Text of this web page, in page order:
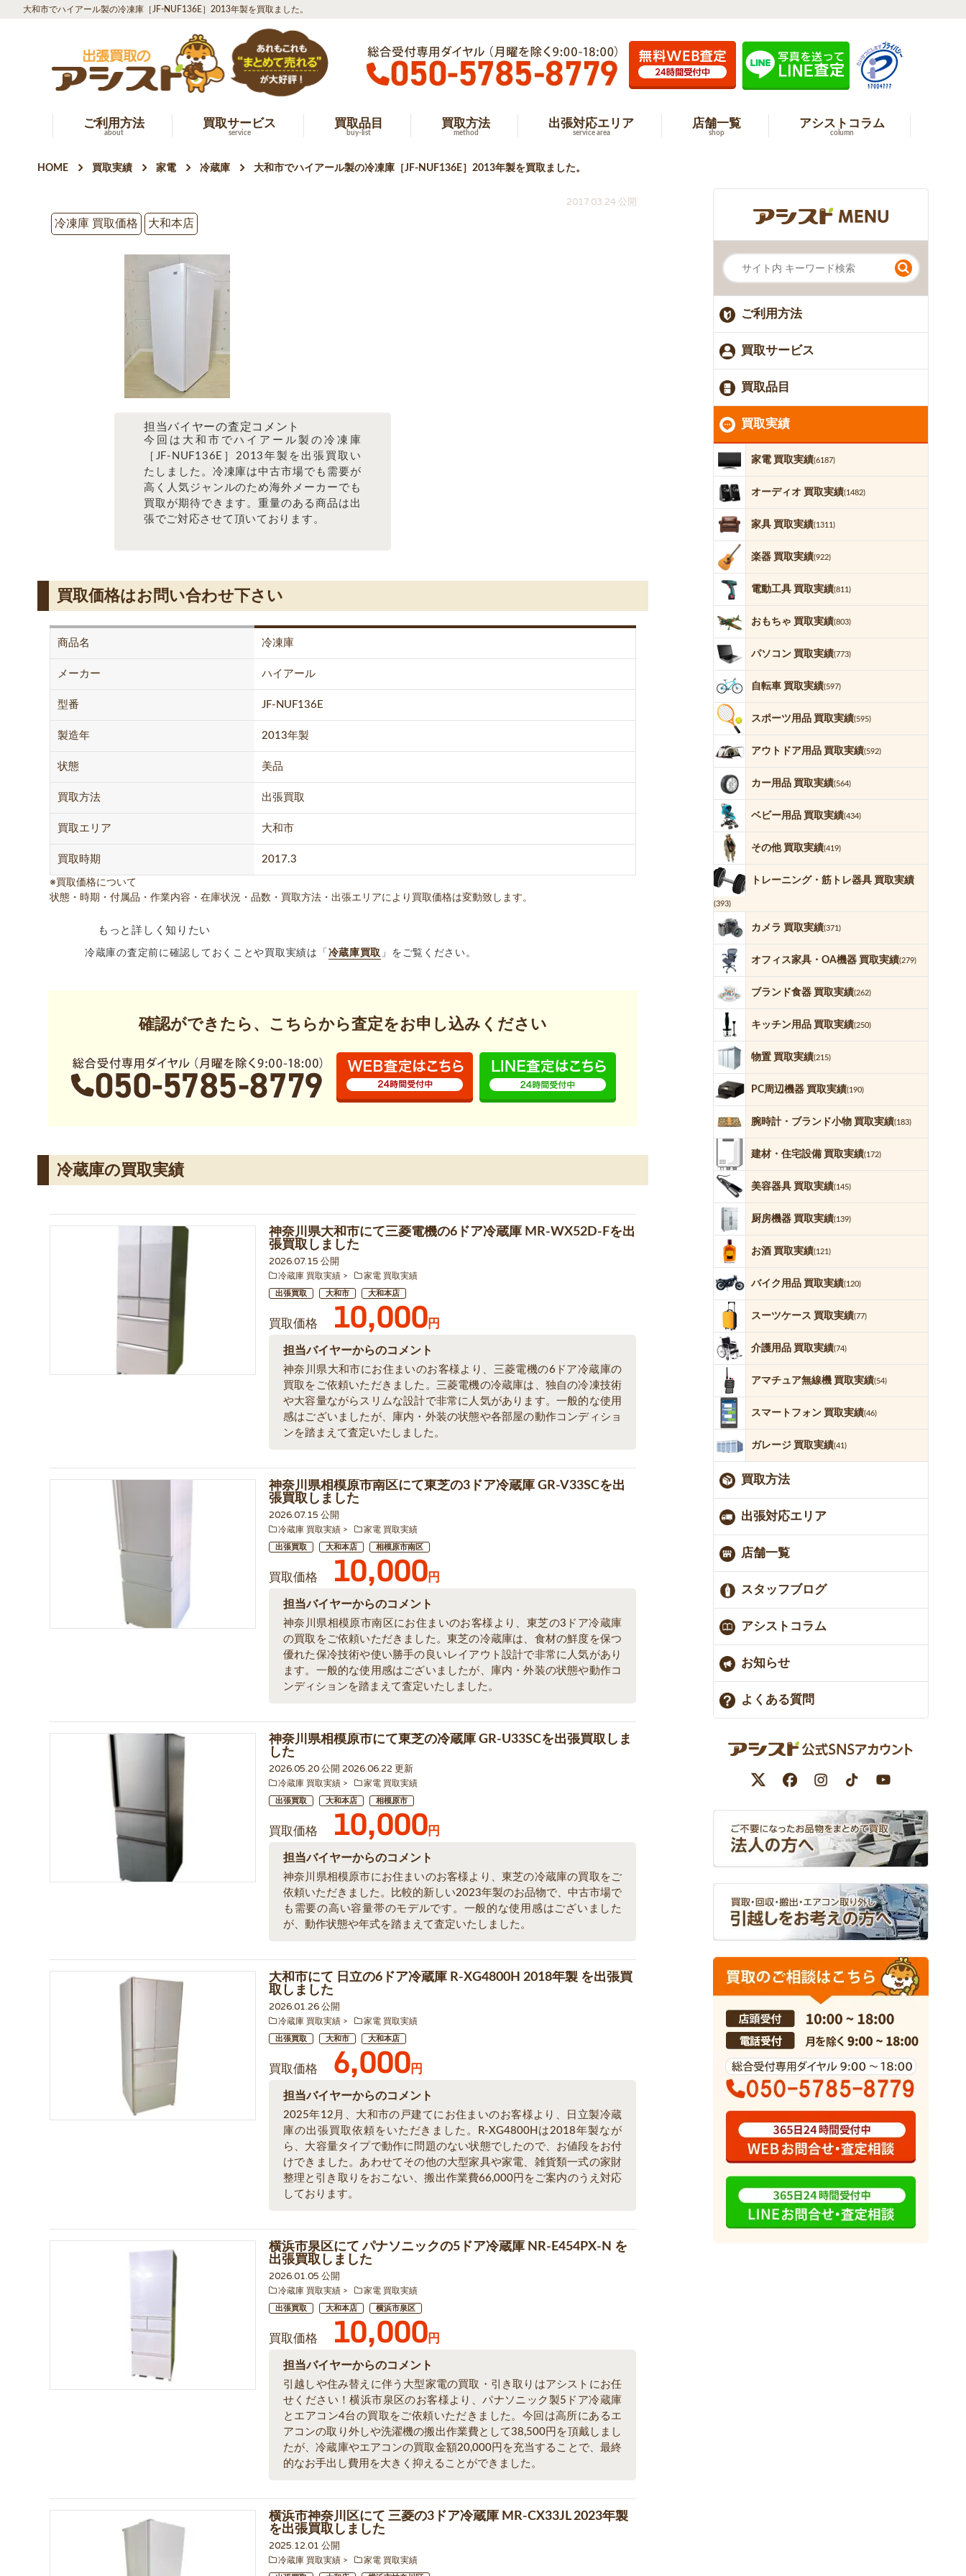
大和市でハイアール製の冷凍庫［JF-NUF136E］2013年製を買取ました。
ご利用方法
about
買取サービス
service
買取品目
buy-list
買取方法
method
出張対応エリア
service area
店舗一覧
shop
アシストコラム
column
HOME 買取実績 家電 冷蔵庫 大和市でハイアール製の冷凍庫［JF-NUF136E］2013年製を買取ました。
2017.03.24 公開
冷凍庫 買取価格
大和本店
担当バイヤーの査定コメント
今回は大和市でハイアール製の冷凍庫
［JF-NUF136E］2013年製を出張買取い
たしました。冷凍庫は中古市場でも需要が
高く人気ジャンルのため海外メーカーでも
買取が期待できます。重量のある商品は出
張でご対応させて頂いております。
買取価格はお問い合わせ下さい
商品名 冷凍庫
メーカー ハイアール
型番 JF-NUF136E
製造年 2013年製
状態 美品
買取方法 出張買取
買取エリア 大和市
買取時期 2017.3
※買取価格について
状態・時期・付属品・作業内容・在庫状況・品数・買取方法・出張エリアにより買取価格は変動致します。
もっと詳しく知りたい
冷蔵庫の査定前に確認しておくことや買取実績は「 冷蔵庫買取 」をご覧ください。
確認ができたら、こちらから査定をお申し込みください
冷蔵庫の買取実績
神奈川県大和市にて三菱電機の6ドア冷蔵庫 MR-WX52D-Fを出
張買取しました
2026.07.15 公開
冷蔵庫 買取実績 家電 買取実績
出張買取 大和市 大和本店
買取価格 10,000円
担当バイヤーからのコメント
神奈川県大和市にお住まいのお客様より、三菱電機の6ドア冷蔵庫の
買取をご依頼いただきました。三菱電機の冷蔵庫は、独自の冷凍技術
や大容量ながらスリムな設計で非常に人気があります。一般的な使用
感はございましたが、庫内・外装の状態や各部屋の動作コンディショ
ンを踏まえて査定いたしました。
神奈川県相模原市南区にて東芝の3ドア冷蔵庫 GR-V33SCを出
張買取しました
2026.07.15 公開
冷蔵庫 買取実績 家電 買取実績
出張買取 大和本店 相模原市南区
買取価格 10,000円
担当バイヤーからのコメント
神奈川県相模原市南区にお住まいのお客様より、東芝の3ドア冷蔵庫
の買取をご依頼いただきました。東芝の冷蔵庫は、食材の鮮度を保つ
優れた保冷技術や使い勝手の良いレイアウト設計で非常に人気があり
ます。一般的な使用感はございましたが、庫内・外装の状態や動作コ
ンディションを踏まえて査定いたしました。
神奈川県相模原市にて東芝の冷蔵庫 GR-U33SCを出張買取しま
した
2026.05.20 公開 2026.06.22 更新
冷蔵庫 買取実績 家電 買取実績
出張買取 大和本店 相模原市
買取価格 10,000円
担当バイヤーからのコメント
神奈川県相模原市にお住まいのお客様より、東芝の冷蔵庫の買取をご
依頼いただきました。比較的新しい2023年製のお品物で、中古市場で
も需要の高い容量帯のモデルです。一般的な使用感はございました
が、動作状態や年式を踏まえて査定いたしました。
大和市にて 日立の6ドア冷蔵庫 R-XG4800H 2018年製 を出張買
取しました
2026.01.26 公開
冷蔵庫 買取実績 家電 買取実績
出張買取 大和市 大和本店
買取価格 6,000円
担当バイヤーからのコメント
2025年12月、大和市の戸建てにお住まいのお客様より、日立製冷蔵
庫の出張買取依頼をいただきました。R-XG4800Hは2018年製なが
ら、大容量タイプで動作に問題のない状態でしたので、お値段をお付
けできました。あわせてその他の大型家具や家電、雑貨類一式の家財
整理と引き取りをおこない、搬出作業費66,000円をご案内のうえ対応
しております。
横浜市泉区にて パナソニックの5ドア冷蔵庫 NR-E454PX-N を
出張買取しました
2026.01.05 公開
冷蔵庫 買取実績 家電 買取実績
出張買取 大和本店 横浜市泉区
買取価格 10,000円
担当バイヤーからのコメント
引越しや住み替えに伴う大型家電の買取・引き取りはアシストにお任
せください！横浜市泉区のお客様より、パナソニック製5ドア冷蔵庫
とエアコン4台の買取をご依頼いただきました。今回は高所にあるエ
アコンの取り外しや洗濯機の搬出作業費として38,500円を頂戴しまし
たが、冷蔵庫やエアコンの買取金額20,000円を充当することで、最終
的なお手出し費用を大きく抑えることができました。
横浜市神奈川区にて 三菱の3ドア冷蔵庫 MR-CX33JL 2023年製
を出張買取しました
2025.12.01 公開
冷蔵庫 買取実績 家電 買取実績
ご利用方法
買取サービス
買取品目
買取実績
家電 買取実績(6187)
オーディオ 買取実績(1482)
家具 買取実績(1311)
楽器 買取実績(922)
電動工具 買取実績(811)
おもちゃ 買取実績(803)
パソコン 買取実績(773)
自転車 買取実績(597)
スポーツ用品 買取実績(595)
アウトドア用品 買取実績(592)
カー用品 買取実績(564)
ベビー用品 買取実績(434)
その他 買取実績(419)
トレーニング・筋トレ器具 買取実績
(393)
カメラ 買取実績(371)
オフィス家具・OA機器 買取実績(279)
ブランド食器 買取実績(262)
キッチン用品 買取実績(250)
物置 買取実績(215)
PC周辺機器 買取実績(190)
腕時計・ブランド小物 買取実績(183)
建材・住宅設備 買取実績(172)
美容器具 買取実績(145)
厨房機器 買取実績(139)
お酒 買取実績(121)
バイク用品 買取実績(120)
スーツケース 買取実績(77)
介護用品 買取実績(74)
アマチュア無線機 買取実績(54)
スマートフォン 買取実績(46)
ガレージ 買取実績(41)
買取方法
出張対応エリア
店舗一覧
スタッフブログ
アシストコラム
お知らせ
よくある質問